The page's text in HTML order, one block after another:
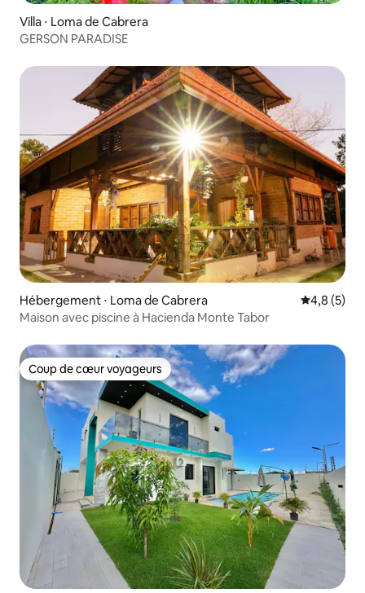
Villa ⋅ Loma de Cabrera
GERSON PARADISE
Hébergement ⋅ Loma de Cabrera Évaluation
4,8 (5)
Maison avec piscine à Hacienda Monte Tabor
Coup de cœur voyageurs
Coup de cœur voyageurs